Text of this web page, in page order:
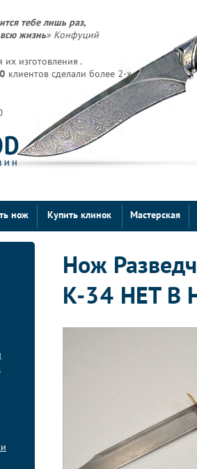
тебе лишь раз,
жизнь» Конфуций
изготовления .
клиентов сделали более 2-х
нож Купить клинок Мастерская
Нож
К-34 НЕТ В